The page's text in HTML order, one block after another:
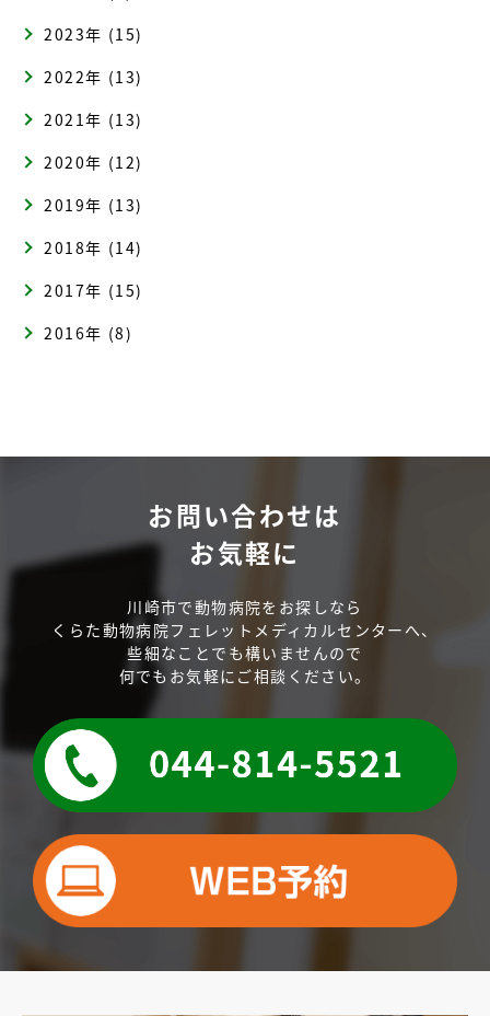
2023年 (15)
2022年 (13)
2021年 (13)
2020年 (12)
2019年 (13)
2018年 (14)
2017年 (15)
2016年 (8)
お問い合わせは
お気軽に
川崎市で動物病院をお探しなら
くらた動物病院フェレットメディカルセンターへ、
些細なことでも構いませんので
何でもお気軽にご相談ください。